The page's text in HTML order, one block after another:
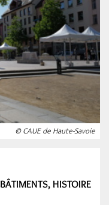
© CAUE de Haute-Savoie
HISTOIRE